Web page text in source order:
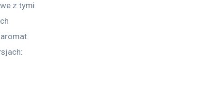
z tymi